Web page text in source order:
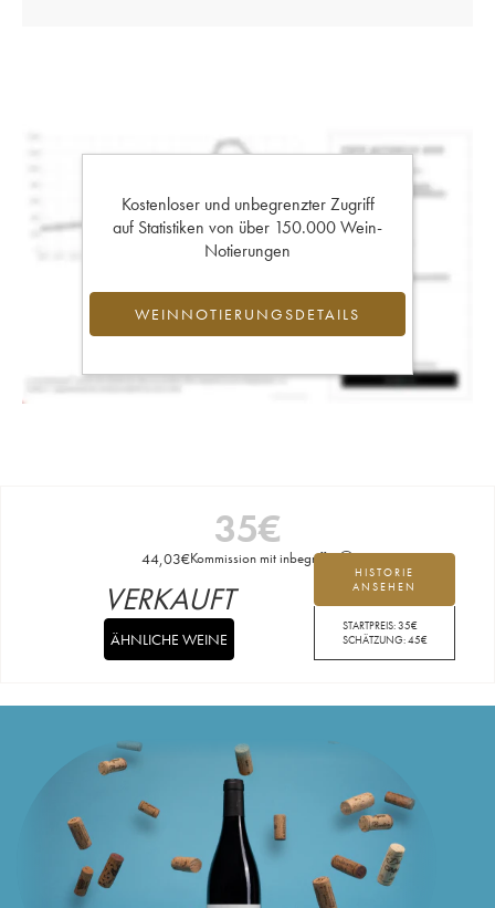
Kostenloser und unbegrenzter Zugriff
auf Statistiken von über 150.000 Wein-
Notierungen
WEINNOTIERUNGSDETAILS
35€
44,03€Kommission mit inbegriffen
HISTORIE
ANSEHEN
STARTPREIS:35€
SCHÄTZUNG:45€
VERKAUFT
ÄHNLICHE WEINE